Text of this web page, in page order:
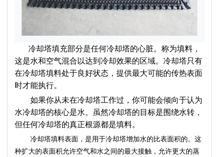
冷却塔填充部分是任何冷却塔的心脏。称为填料，
这是水和空气混合以达到冷却效果的区域。冷却塔只有
在冷却塔填料处于良好状态，提供最大可能的传热表面
时才能执行。
如果你从未在冷却塔工作过，你可能会倾向于认为
水冷却塔的核心是水。虽然冷却塔的目标是围绕水转，
但任何冷却塔的真正根源都是填料。
冷却塔填料表面，是用于冷却塔增加水的比表面积的。这
种扩大的表面积允许空气和水之间的最大接触，允许更大的蒸